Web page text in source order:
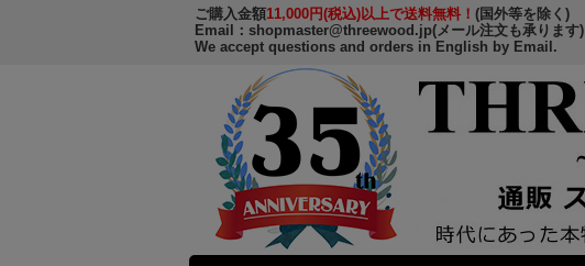
ご購入金額11,000円(税込)以上で送料無料！ (国外等を除く)
Email： shopmaster@threewood.jp(メール注文も承ります)
We accept questions and orders in English by Email.